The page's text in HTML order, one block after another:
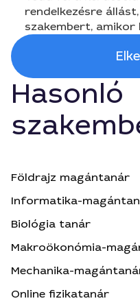
rendelkezésre
szakembert, amikor
Hasonló
Földrajz magántanár
Informatika-
Biológia tanár
Makroökonómia-
Mechanika-
Online fizikatanár